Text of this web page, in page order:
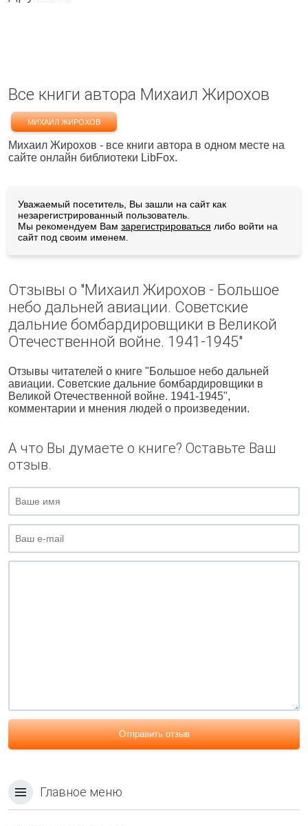
Все книги автора Михаил Жирохов
МИХАИЛ ЖИРОХОВ
Михаил Жирохов - все книги автора в одном месте на
сайте онлайн библиотеки LibFox.
Уважаемый посетитель, Вы зашли на сайт как
незарегистрированный пользователь.
Мы рекомендуем Вам зарегистрироваться либо войти на
сайт под своим именем.
Отзывы о "Михаил Жирохов - Большое
небо дальней авиации. Советские
дальние бомбардировщики в Великой
Отечественной войне. 1941-1945"
Отзывы читателей о книге "Большое небо дальней
авиации. Советские дальние бомбардировщики в
Великой Отечественной войне. 1941-1945",
комментарии и мнения людей о произведении.
А что Вы думаете о книге? Оставьте Ваш
отзыв.
Отправить отзыв
Главное меню